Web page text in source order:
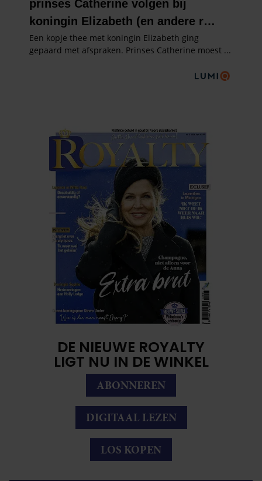
DE NIEUWE ROYALTY
LIGT NU IN DE WINKEL
ABONNEREN
DIGITAAL LEZEN
LOS KOPEN